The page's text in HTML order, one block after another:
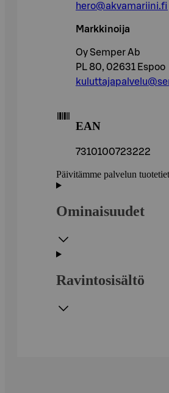
hero@akvamariini.fi
Markkinoija
Oy Semper Ab
PL 80, 02631 Espoo
EAN
7310100723222
Päivitämme palvelun
Ominaisuudet
Ravintosisältö